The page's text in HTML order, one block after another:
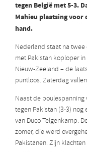
tegen België met 5-3.
Mahieu plaatsing voor
hand.
Nederland staat na
met Pakistan koploper
Nieuw-Zeeland – de
puntloos. Zaterdag
Naast de
tegen Pakistan (3-3) nog
van Duco Telgenkamp.
zomer, die werd
Pakistanen. Zijn